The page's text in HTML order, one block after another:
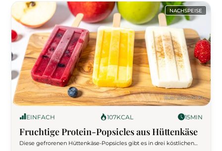
NACHSPEISE
EINFACH 107KCAL 15MIN
Fruchtige Protein-Popsicles aus Hüttenkäse
Diese gefrorenen Hüttenkäse-Popsicles gibt es in drei köstlichen